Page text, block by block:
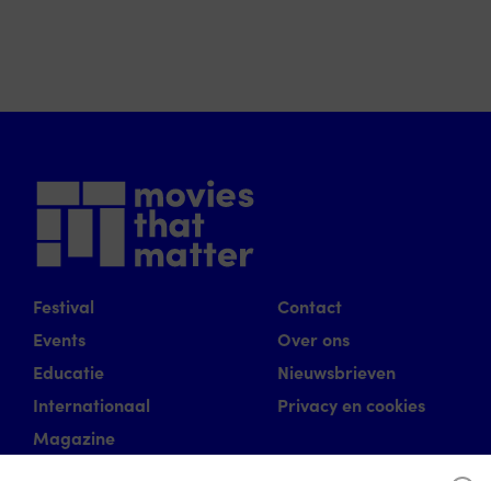
Festival
Events
Educatie
Internationaal
Magazine
Contact
Over ons
Nieuwsbrieven
Privacy en cookies